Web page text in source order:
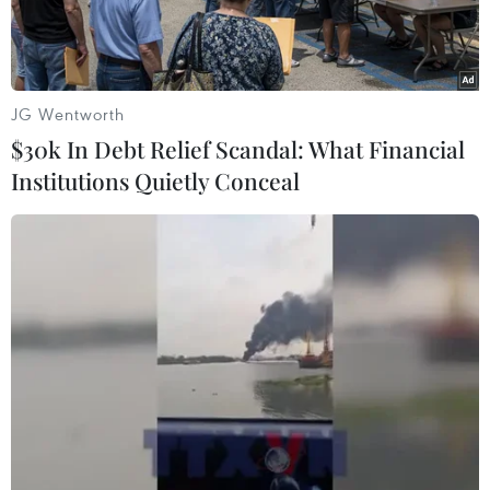
Đoàn chủ trì Hội nghị. (Ảnh: Minh Trí/TTXVN)
Sáng 19/6, tại Tiền Giang, Văn phòng thường
trực Ủy ban sông Mekong Việt Nam tổ chức Hội
nghị toàn thể Ủy ban sông Mekong Việt Nam
lần thứ nhất năm 2019.
JG Wentworth
$30k In Debt Relief Scandal: What Financial
Institutions Quietly Conceal